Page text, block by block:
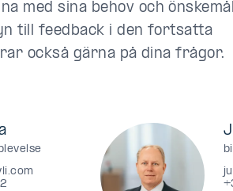
med sina behov och
till feedback i den fortsatta
också gärna på dina frågor.